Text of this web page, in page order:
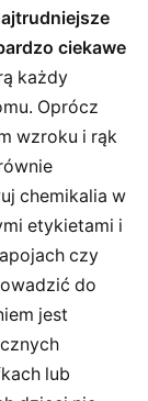
ciekawe
każdy
Oprócz
wzroku i rąk
chemikalia w
etykietami i
czy
do
jest
lub